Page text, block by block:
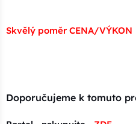
Skvělý poměr CENA/VÝKON
Doporučujeme k tomuto